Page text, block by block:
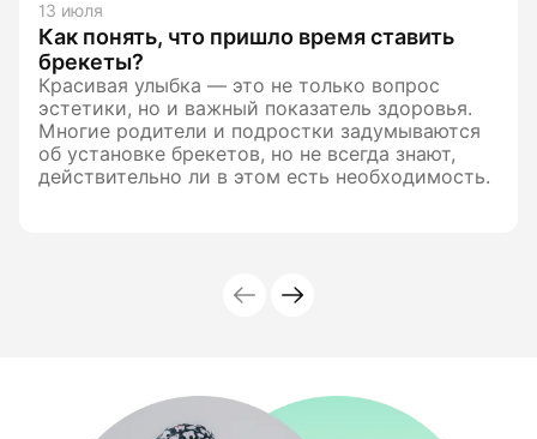
13 июля
Как понять, что пришло время ставить
брекеты?
Красивая улыбка — это не только вопрос
эстетики, но и важный показатель здоровья.
Многие родители и подростки задумываются
об установке брекетов, но не всегда знают,
действительно ли в этом есть необходимость.